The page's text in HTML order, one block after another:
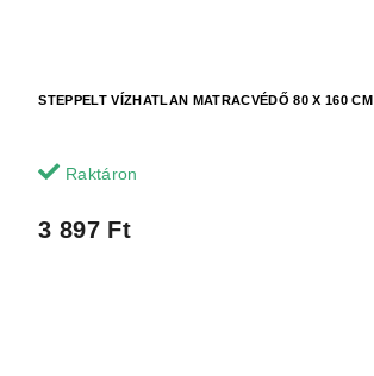
STEPPELT VÍZHATLAN MATRACVÉDŐ 80 X 160 CM
Raktáron
3 897 Ft